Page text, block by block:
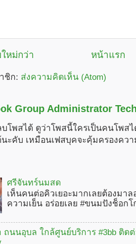
หม่กว่า หน้าแรก
ชิก: ส่งความคิดเห็น (Atom)
Group Administrator
โพสได้ ดูว่าโพสนี้ใครเป็นคนโพส
นะคับ เหมือนเฟสบุคจะคุ้มครองคว
ศรีจันทร์นมสด
เห็นคนต่อคิวเยอะมากเลยต้องมา
ความเย็น อร่อยเลย #ขนมปังช็อก
ถนนอุบล ใกล้ศูนย์บริการ #3bb ติดต่